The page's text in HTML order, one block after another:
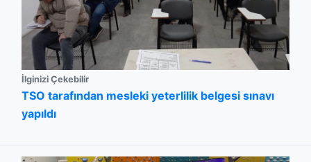
İlginizi Çekebilir
TSO tarafından mesleki yeterlilik belgesi sınavı
yapıldı